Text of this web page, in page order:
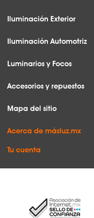
Iluminación Exterior
Iluminación Automotriz
Luminarios y Focos
Accesorios y repuestos
Mapa del sitio
Acerca de másluz.mx
Tu cuenta